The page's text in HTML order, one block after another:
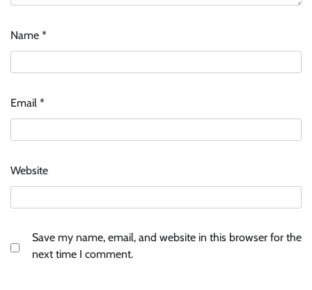
Name *
Email *
Website
Save my name, email, and website in this browser for the
next time I comment.